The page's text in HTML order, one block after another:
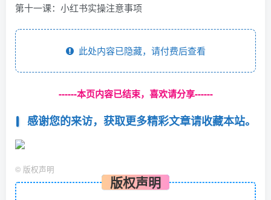
第十一课：小红书实操注意事项
此处内容已隐藏，请付费后查看
------本页内容已结束，喜欢请分享------
感谢您的来访，获取更多精彩文章请收藏本站。
© 版权声明
版权声明